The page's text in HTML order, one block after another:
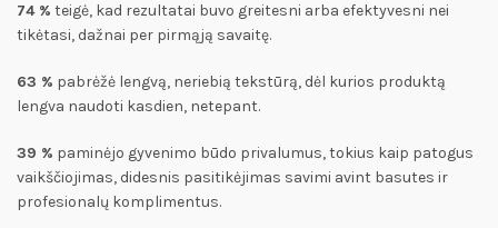
74 % teigė, kad rezultatai buvo greitesni arba efektyvesni nei
tikėtasi, dažnai per pirmąją savaitę.
63 % pabrėžė lengvą, neriebią tekstūrą, dėl kurios produktą
lengva naudoti kasdien, netepant.
39 % paminėjo gyvenimo būdo privalumus, tokius kaip patogus
vaikščiojimas, didesnis pasitikėjimas savimi avint basutes ir
profesionalų komplimentus.